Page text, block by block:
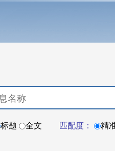
标题 全文 匹配度： 精